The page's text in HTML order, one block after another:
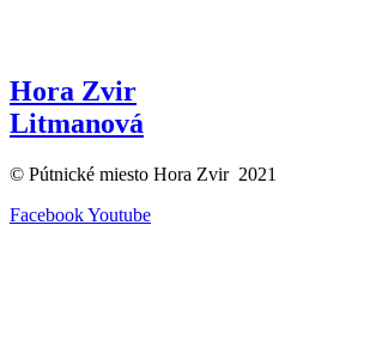
Hora Zvir
Litmanová
© Pútnické miesto Hora Zvir 2021
FacebookYoutube